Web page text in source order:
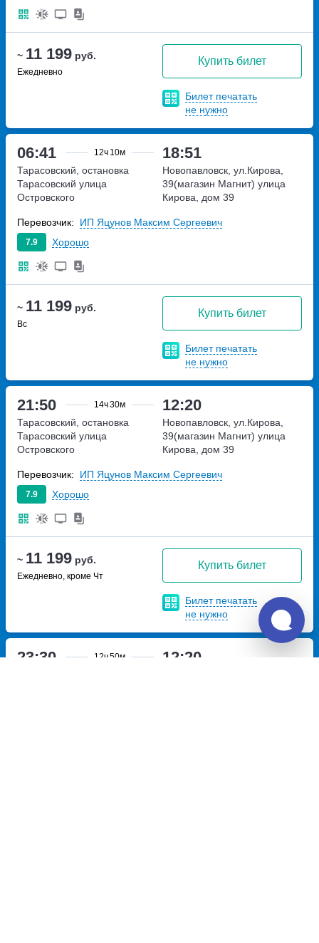
~ 11 199 руб.
Ежедневно
Купить билет
Билет печатать
не нужно
06:41 12ч 10м 18:51
~ 11 199 руб.
Вс
Купить билет
Билет печатать
не нужно
Тарасовский, остановка
Тарасовский улица
Островского
Новопавловск, ул.Кирова,
39(магазин Магнит) улица
Кирова, дом 39
7.9 Хорошо
Перевозчик: ИП Яцунов Максим Сергеевич
21:50 14ч30м 12:20
~ 11 199 руб.
Ежедневно, кроме Чт
Купить билет
Билет печатать
не нужно
Тарасовский, остановка
Тарасовский улица
Островского
Новопавловск, ул.Кирова,
39(магазин Магнит) улица
Кирова, дом 39
7.9 Хорошо
Перевозчик: ИП Яцунов Максим Сергеевич
23:30 12ч50м 12:20